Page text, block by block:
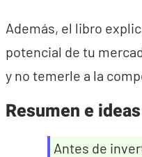
Además, el libro
potencial de tu
y no temerle a la
Resumen e
Antes de